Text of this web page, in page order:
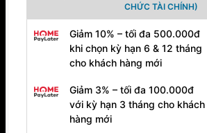
CHỨC TÀI CHÍNH)
Giảm 10% – tối đa 500.000đ
khi chọn kỳ hạn 6 & 12 tháng
cho khách hàng mới
Giảm 3% – tối đa 100.000đ
với kỳ hạn 3 tháng cho khách
hàng mới